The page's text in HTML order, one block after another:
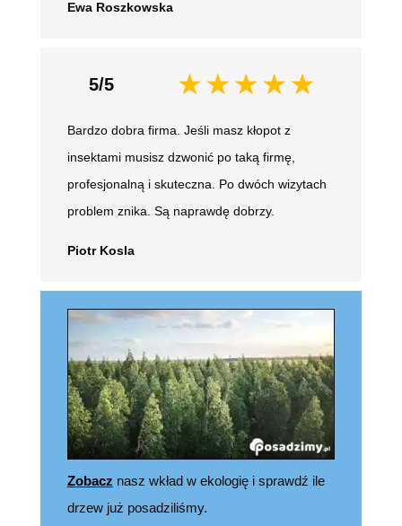
Ewa Roszkowska
5/5
Bardzo dobra firma. Jeśli masz kłopot z
insektami musisz dzwonić po taką firmę,
profesjonalną i skuteczna. Po dwóch wizytach
problem znika. Są naprawdę dobrzy.
Piotr Kosla
Zobacz nasz wkład w ekologię i sprawdź ile
drzew już posadziliśmy.